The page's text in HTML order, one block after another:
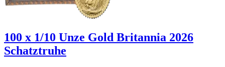
100 x 1/10 Unze Gold Britannia 2026
Schatztruhe